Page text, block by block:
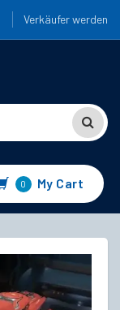
Verkäufer werden
0 My Cart